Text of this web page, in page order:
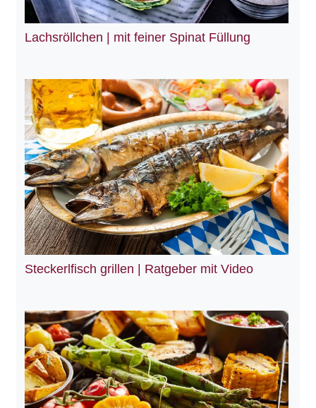
Lachsröllchen | mit feiner Spinat Füllung
Steckerlfisch grillen | Ratgeber mit Video